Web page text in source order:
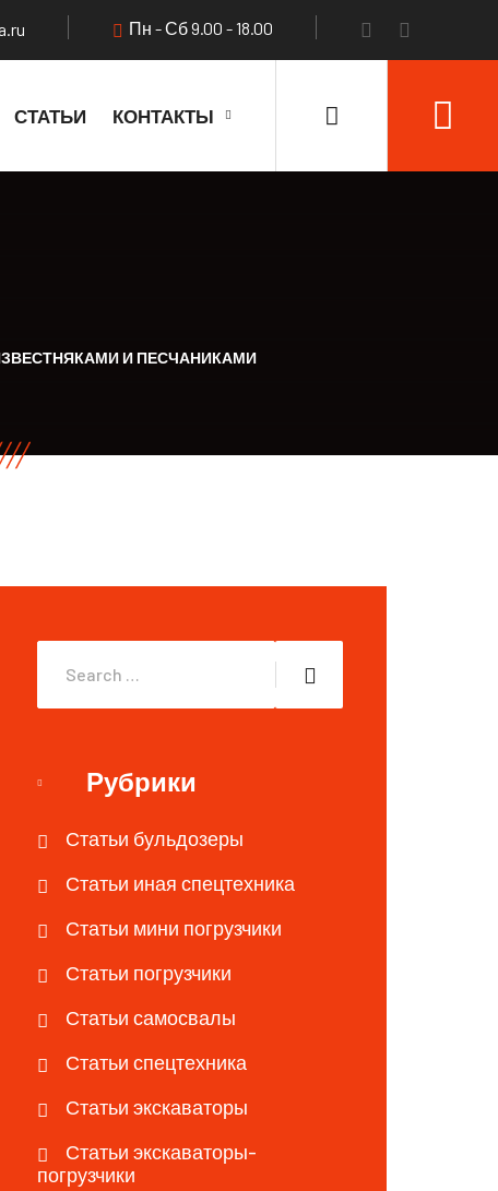
Пн - Сб 9.00 - 18.00
СТАТЬИ КОНТАКТЫ
И ПЕСЧАНИКАМИ
Рубрики
Статьи бульдозеры
Статьи иная спецтехника
Статьи мини погрузчики
Статьи погрузчики
Статьи самосвалы
Статьи спецтехника
Статьи экскаваторы
Статьи экскаваторы-
погрузчики